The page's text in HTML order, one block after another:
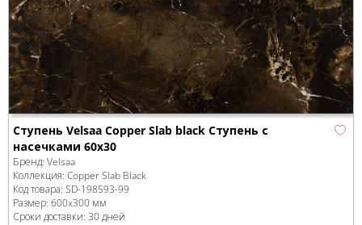
Ступень Velsaa Copper Slab black Ступень с
насечками 60х30
Бренд: Velsaa
Коллекция: Copper Slab Black
Код товара: SD-198593-99
Размер: 600x300 мм
Сроки доставки: 30 дней